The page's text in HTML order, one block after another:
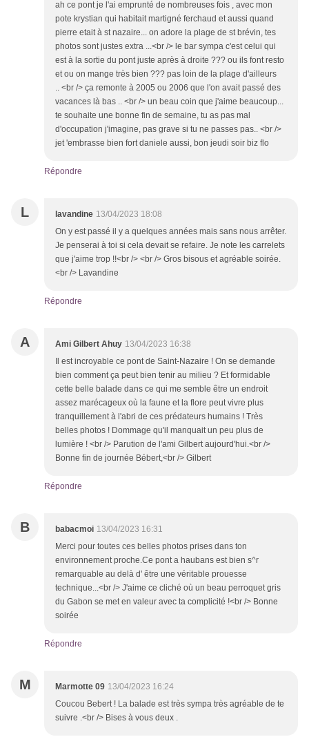
ah ce pont je l'ai emprunté de nombreuses fois , avec mon
pote krystian qui habitait martigné ferchaud et aussi quand
pierre etait à st nazaire... on adore la plage de st brévin, tes
photos sont justes extra ...<br /> le bar sympa c'est celui qui
est à la sortie du pont juste après à droite ??? ou ils font resto
et ou on mange très bien ??? pas loin de la plage d'ailleurs
.. <br /> ça remonte à 2005 ou 2006 que l'on avait passé des
vacances là bas .. <br /> un beau coin que j'aime beaucoup...
te souhaite une bonne fin de semaine, tu as pas mal
d'occupation j'imagine, pas grave si tu ne passes pas.. <br />
jet 'embrasse bien fort daniele aussi, bon jeudi soir biz flo
Répondre
L lavandine 13/04/2023 18:08
On y est passé il y a quelques années mais sans nous arrêter.
Je penserai à toi si cela devait se refaire. Je note les carrelets
que j'aime trop !!<br /> <br /> Gros bisous et agréable soirée.
<br /> Lavandine
Répondre
A Ami Gilbert Ahuy 13/04/2023 16:38
Il est incroyable ce pont de Saint-Nazaire ! On se demande
bien comment ça peut bien tenir au milieu ? Et formidable
cette belle balade dans ce qui me semble être un endroit
assez marécageux où la faune et la flore peut vivre plus
tranquillement à l'abri de ces prédateurs humains ! Très
belles photos ! Dommage qu'il manquait un peu plus de
lumière ! <br /> Parution de l'ami Gilbert aujourd'hui.<br />
Bonne fin de journée Bébert,<br /> Gilbert
Répondre
B babacmoi 13/04/2023 16:31
Merci pour toutes ces belles photos prises dans ton
environnement proche.Ce pont a haubans est bien s^r
remarquable au delà d' être une véritable prouesse
technique...<br /> J'aime ce cliché où un beau perroquet gris
du Gabon se met en valeur avec ta complicité !<br /> Bonne
soirée
Répondre
M Marmotte 09 13/04/2023 16:24
Coucou Bebert ! La balade est très sympa très agréable de te
suivre .<br /> Bises à vous deux .